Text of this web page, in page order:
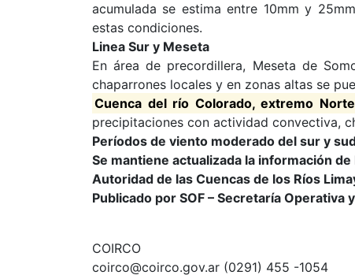
acumulada se estima entre 10mm y
estas condiciones.
Linea Sur y Meseta
En área de precordillera, Meseta de
chaparrones locales y en zonas altas se
Cuenca del río Colorado, extremo
precipitaciones con actividad convectiva,
Períodos de viento moderado del sur y
Se mantiene actualizada la información
Autoridad de las Cuencas de los Ríos
Publicado por SOF – Secretaría Operativa
COIRCO
coirco@coirco.gov.ar (0291) 455 -1054